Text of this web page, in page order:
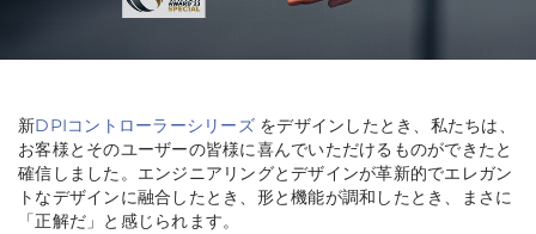
新DPIコントローラーシリーズをデザインしたとき、私たちは、
お客様とそのユーザーの皆様に喜んでいただけるものができたと
確信しました。エンジニアリングとデザインが革新的でエレガン
トなデザインに融合したとき、形と機能が調和したとき、まさに
「正解だ」と感じられます。